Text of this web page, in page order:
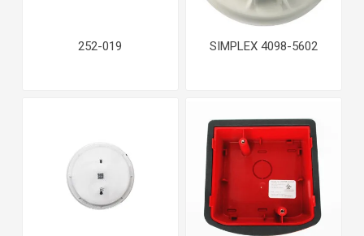
252-019 SIMPLEX 4098-5602